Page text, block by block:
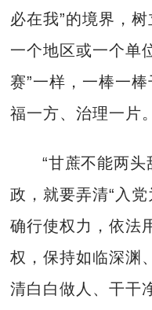
必在我”的境界，
一个地区或一个单
赛”一样，一棒一
福一方、治理一片。
“甘蔗不能两头
政，就要弄清“入
确行使权力，依法
权，保持如临深渊
清白白做人、干干